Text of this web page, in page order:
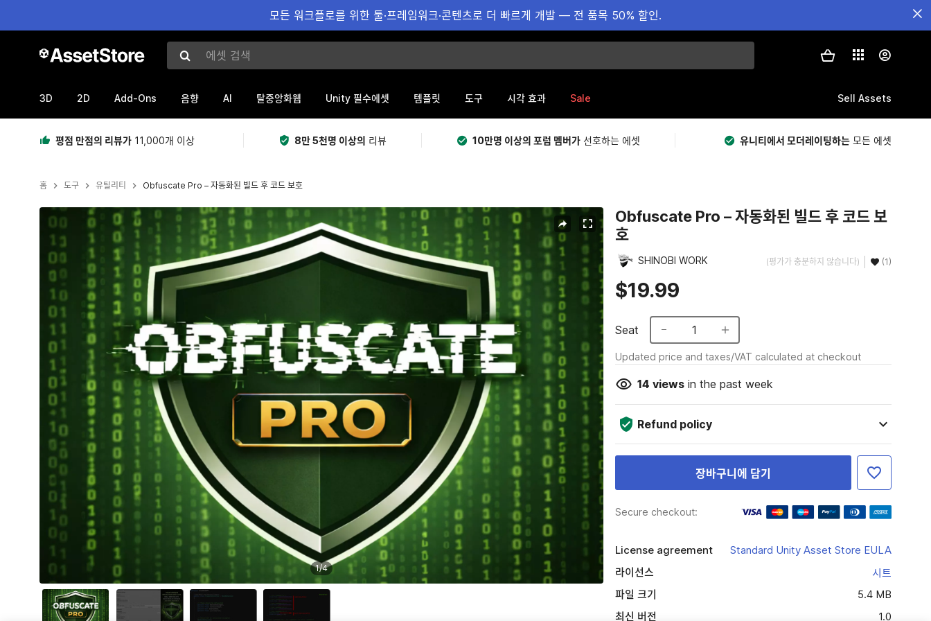
모든 워크플로를 위한 툴·프레임워크·콘텐츠로 더 빠르게 개발 — 전 품목 50% 할인.
에셋 검색
3D 2D Add-Ons 음향 AI 탈중앙화웹 Unity 필수에셋 템플릿 도구 시각 효과 Sale Sell Assets
평점 만점의 리뷰가 11,000개 이상 8만 5천명 이상의 리뷰 10만명 이상의 포럼 멤버가 선호하는 에셋 유니티에서 모더레이팅하는 모든 에셋
홈 도구 유틸리티 Obfuscate Pro – 자동화된 빌드 후 코드 보호
현재 슬라이드: 1 / 4
1/4
Obfuscate Pro – 자동화된 빌드 후 코드 보
호
SHINOBI WORK (평가가 충분하지 않습니다) (1)
$19.99
Seat 1
Updated price and taxes/VAT calculated at checkout
14 viewsin the past week
Refund policy
장바구니에 담기
Secure checkout:
License agreement
Standard Unity Asset Store EULA
라이선스
시트
파일 크기
5.4 MB
최신 버전
1.0